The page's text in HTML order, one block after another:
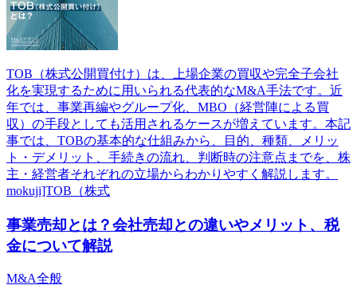
TOB（株式公開買付け）は、上場企業の買収や完全子会社
化を実現するために用いられる代表的なM&A手法です。近
年では、事業再編やグループ化、MBO（経営陣による買
収）の手段としても活用されるケースが増えています。本記
事では、TOBの基本的な仕組みから、目的、種類、メリッ
ト・デメリット、手続きの流れ、判断時の注意点までを、株
主・経営者それぞれの立場からわかりやすく解説します。
mokuji]TOB（株式
事業売却とは？会社売却との違いやメリット、税
金について解説
M&A全般